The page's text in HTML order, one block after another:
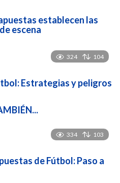
establecen las
escena
324 104
Estrategias y peligros
334 103
de Fútbol: Paso a